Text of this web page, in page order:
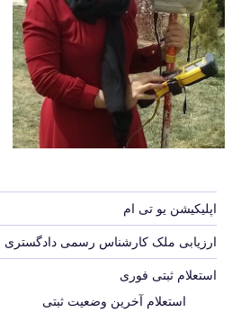
اپلیکیشن یو تی ام
ارزیابی ملک کارشناس رسمی دادگستری
استعلام ثبتی فوری
استعلام آخرین وضعیت ثبتی